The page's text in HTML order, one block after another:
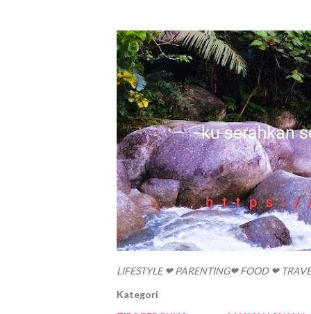
LIFESTYLE ❤ PARENTING❤ FOOD ❤
Kategori